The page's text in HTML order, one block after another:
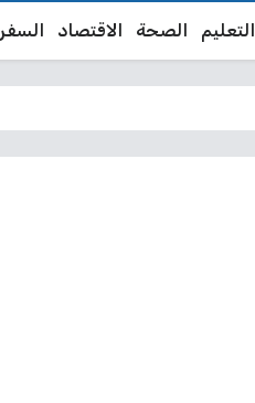
التعليم الصحة الاقتصاد السفر